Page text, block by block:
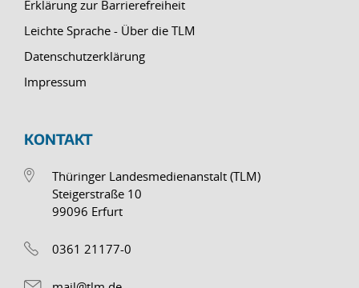
Erklärung zur Barrierefreiheit
Leichte Sprache - Über die TLM
Datenschutzerklärung
Impressum
KONTAKT
Thüringer Landesmedienanstalt (TLM)
Steigerstraße 10
99096 Erfurt
0361 21177-0